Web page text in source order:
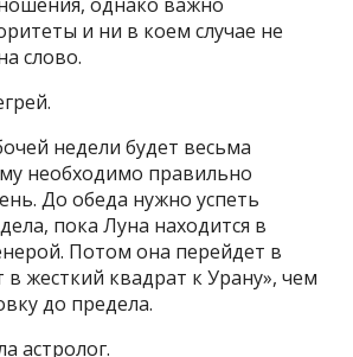
однако важно
и ни в коем случае не
слово.
недели будет весьма
необходимо правильно
До обеда нужно успеть
пока Луна находится в
Потом она перейдет в
в жесткий квадрат к Урану», чем
до предела.
астролог.